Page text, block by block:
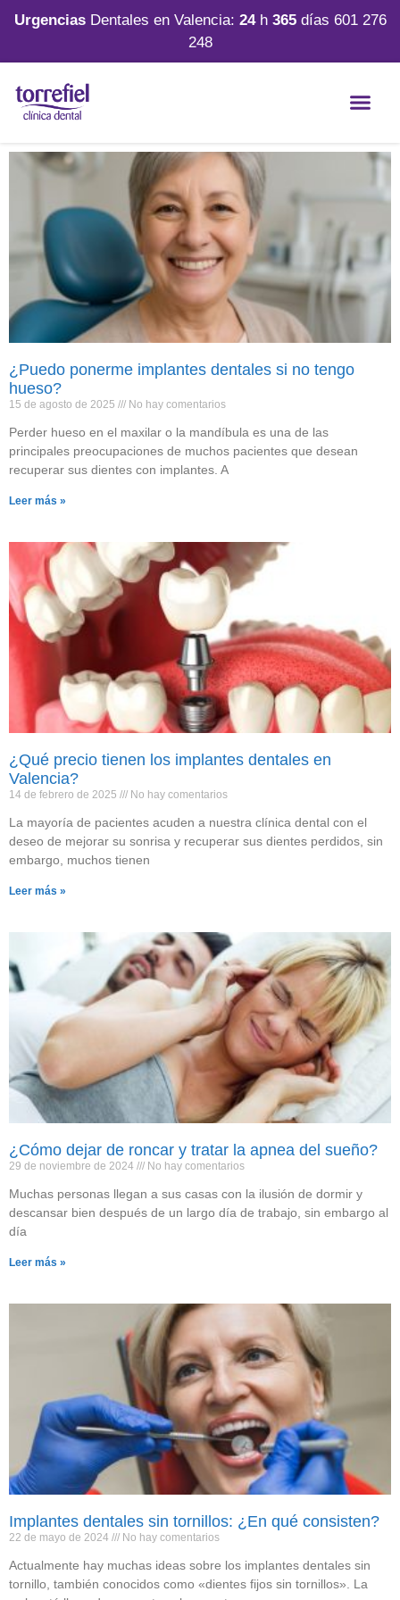
UrgenciasDentales en Valencia: 24h 365días 601 276
248
¿Puedo ponerme implantes dentales si no tengo
hueso?
15 de agosto de 2025 No hay comentarios
Perder hueso en el maxilar o la mandíbula es una de las
principales preocupaciones de muchos pacientes que desean
recuperar sus dientes con implantes. A
Leer más »
¿Qué precio tienen los implantes dentales en
Valencia?
14 de febrero de 2025 No hay comentarios
La mayoría de pacientes acuden a nuestra clínica dental con el
deseo de mejorar su sonrisa y recuperar sus dientes perdidos, sin
embargo, muchos tienen
Leer más »
¿Cómo dejar de roncar y tratar la apnea del sueño?
29 de noviembre de 2024 No hay comentarios
Muchas personas llegan a sus casas con la ilusión de dormir y
descansar bien después de un largo día de trabajo, sin embargo al
día
Leer más »
Implantes dentales sin tornillos: ¿En qué consisten?
22 de mayo de 2024 No hay comentarios
Actualmente hay muchas ideas sobre los implantes dentales sin
tornillo, también conocidos como «dientes fijos sin tornillos». La